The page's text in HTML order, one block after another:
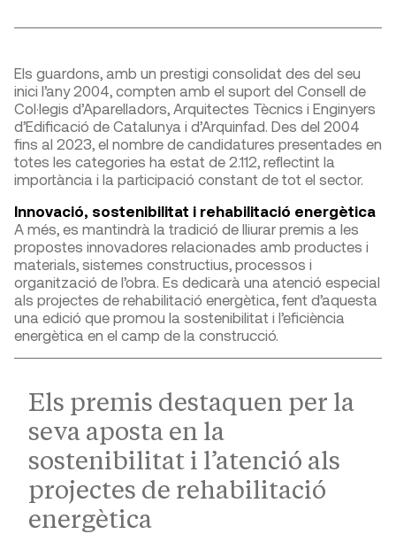
Els guardons, amb un prestigi consolidat des del seu
inici l’any 2004, compten amb el suport del Consell de
Col·legis d’Aparelladors, Arquitectes Tècnics i Enginyers
d’Edificació de Catalunya i d’Arquinfad. Des del 2004
fins al 2023, el nombre de candidatures presentades en
totes les categories ha estat de 2.112, reflectint la
importància i la participació constant de tot el sector.
Innovació, sostenibilitat i rehabilitació energètica
A més, es mantindrà la tradició de lliurar premis a les
propostes innovadores relacionades amb productes i
materials, sistemes constructius, processos i
organització de l’obra. Es dedicarà una atenció especial
als projectes de rehabilitació energètica, fent d’aquesta
una edició que promou la sostenibilitat i l’eficiència
energètica en el camp de la construcció.
Els premis destaquen per la
seva aposta en la
sostenibilitat i l’atenció als
projectes de rehabilitació
energètica